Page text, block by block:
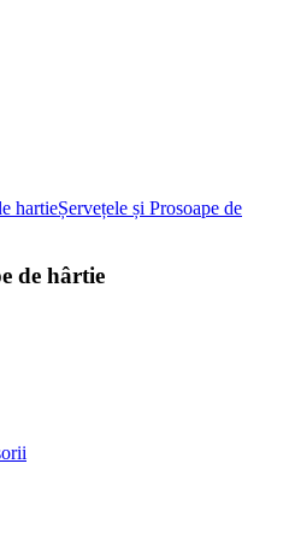
Șervețele și Prosoape de
de hârtie